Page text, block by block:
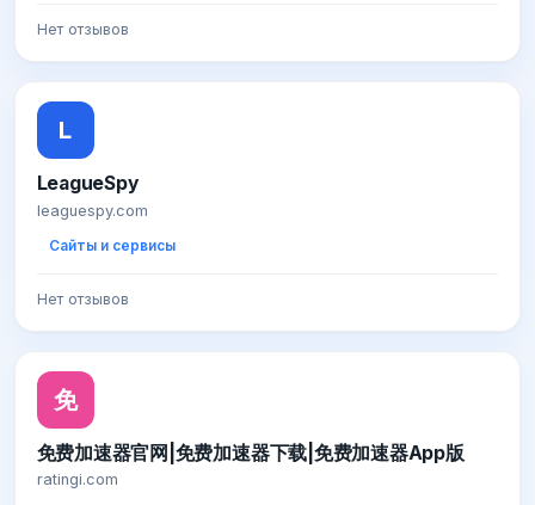
Нет отзывов
L
LeagueSpy
leaguespy.com
Сайты и сервисы
Нет отзывов
免
免费加速器官网|免费加速器下载|免费加速器App版
ratingi.com